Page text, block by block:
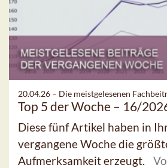
20.04.26 – Die meistgelesenen
Top 5 der Woche – 16/
Diese fünf Artikel haben in
vergangene Woche die
Aufmerksamkeit erzeugt.